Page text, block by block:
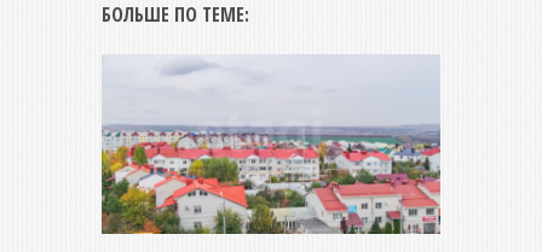
БОЛЬШЕ ПО ТЕМЕ: